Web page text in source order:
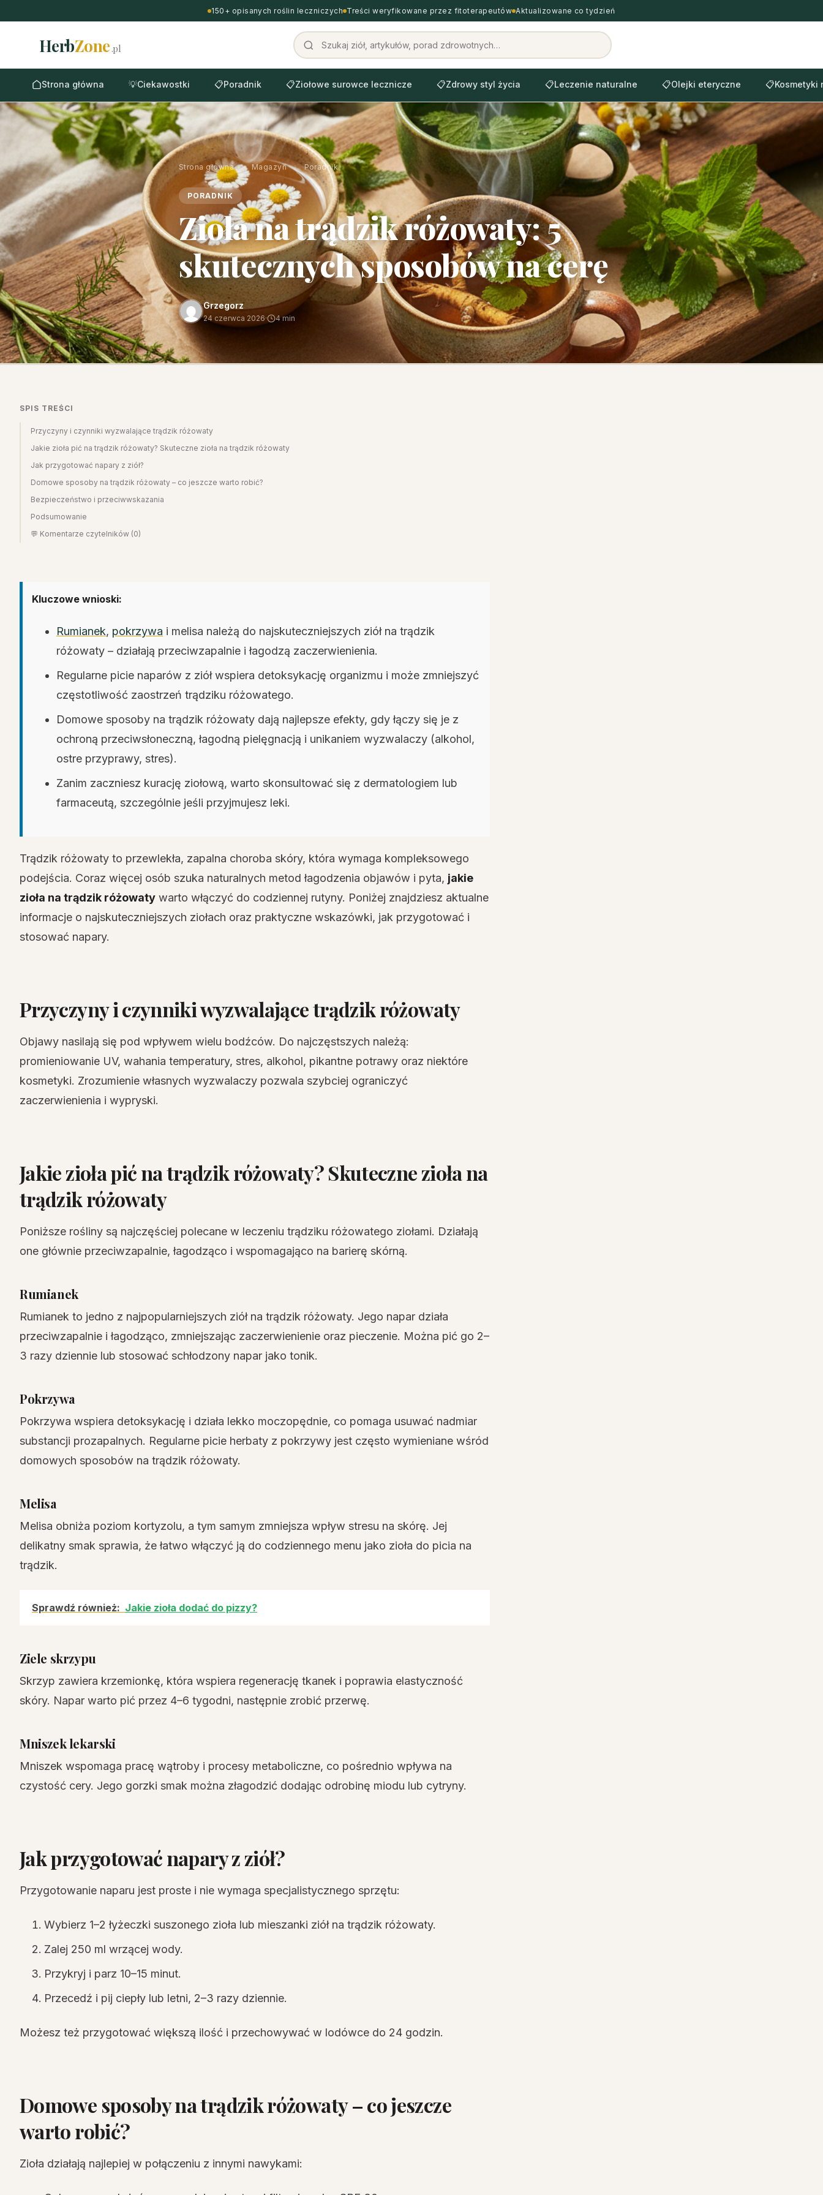
150+ opisanych roślin leczniczych Treści weryfikowane przez fitoterapeutów Aktualizowane co tydzień
HerbZone.pl
Strona główna 💡Ciekawostki 📋Poradnik 📋Ziołowe surowce lecznicze 📋Zdrowy styl życia 📋Leczenie naturalne 📋Olejki eteryczne 📋Kosmetyki
Strona główna › Magazyn › Poradnik
PORADNIK
Zioła na trądzik różowaty: 5
skutecznych sposobów na cerę
Grzegorz
24 czerwca 2026· 4 min
SPIS TREŚCI
Przyczyny i czynniki wyzwalające trądzik różowaty
Jakie zioła pić na trądzik różowaty? Skuteczne zioła na trądzik różowaty
Jak przygotować napary z ziół?
Domowe sposoby na trądzik różowaty – co jeszcze warto robić?
Bezpieczeństwo i przeciwwskazania
Podsumowanie
💬 Komentarze czytelników (0)
Kluczowe wnioski:
Rumianek, pokrzywa i melisa należą do najskuteczniejszych ziół na trądzik
różowaty – działają przeciwzapalnie i łagodzą zaczerwienienia.
Regularne picie naparów z ziół wspiera detoksykację organizmu i może zmniejszyć
częstotliwość zaostrzeń trądziku różowatego.
Domowe sposoby na trądzik różowaty dają najlepsze efekty, gdy łączy się je z
ochroną przeciwsłoneczną, łagodną pielęgnacją i unikaniem wyzwalaczy (alkohol,
ostre przyprawy, stres).
Zanim zaczniesz kurację ziołową, warto skonsultować się z dermatologiem lub
farmaceutą, szczególnie jeśli przyjmujesz leki.
Trądzik różowaty to przewlekła, zapalna choroba skóry, która wymaga kompleksowego
podejścia. Coraz więcej osób szuka naturalnych metod łagodzenia objawów i pyta, jakie
zioła na trądzik różowaty warto włączyć do codziennej rutyny. Poniżej znajdziesz aktualne
informacje o najskuteczniejszych ziołach oraz praktyczne wskazówki, jak przygotować i
stosować napary.
Przyczyny i czynniki wyzwalające trądzik różowaty
Objawy nasilają się pod wpływem wielu bodźców. Do najczęstszych należą:
promieniowanie UV, wahania temperatury, stres, alkohol, pikantne potrawy oraz niektóre
kosmetyki. Zrozumienie własnych wyzwalaczy pozwala szybciej ograniczyć
zaczerwienienia i wypryski.
Jakie zioła pić na trądzik różowaty? Skuteczne zioła na
trądzik różowaty
Poniższe rośliny są najczęściej polecane w leczeniu trądziku różowatego ziołami. Działają
one głównie przeciwzapalnie, łagodząco i wspomagająco na barierę skórną.
Rumianek
Rumianek to jedno z najpopularniejszych ziół na trądzik różowaty. Jego napar działa
przeciwzapalnie i łagodząco, zmniejszając zaczerwienienie oraz pieczenie. Można pić go 2–
3 razy dziennie lub stosować schłodzony napar jako tonik.
Pokrzywa
Pokrzywa wspiera detoksykację i działa lekko moczopędnie, co pomaga usuwać nadmiar
substancji prozapalnych. Regularne picie herbaty z pokrzywy jest często wymieniane wśród
domowych sposobów na trądzik różowaty.
Melisa
Melisa obniża poziom kortyzolu, a tym samym zmniejsza wpływ stresu na skórę. Jej
delikatny smak sprawia, że łatwo włączyć ją do codziennego menu jako zioła do picia na
trądzik.
Sprawdź również: Jakie zioła dodać do pizzy?
Ziele skrzypu
Skrzyp zawiera krzemionkę, która wspiera regenerację tkanek i poprawia elastyczność
skóry. Napar warto pić przez 4–6 tygodni, następnie zrobić przerwę.
Mniszek lekarski
Mniszek wspomaga pracę wątroby i procesy metaboliczne, co pośrednio wpływa na
czystość cery. Jego gorzki smak można złagodzić dodając odrobinę miodu lub cytryny.
Jak przygotować napary z ziół?
Przygotowanie naparu jest proste i nie wymaga specjalistycznego sprzętu:
Wybierz 1–2 łyżeczki suszonego zioła lub mieszanki ziół na trądzik różowaty.
Zalej 250 ml wrzącej wody.
Przykryj i parz 10–15 minut.
Przecedź i pij ciepły lub letni, 2–3 razy dziennie.
Możesz też przygotować większą ilość i przechowywać w lodówce do 24 godzin.
Domowe sposoby na trądzik różowaty – co jeszcze
warto robić?
Zioła działają najlepiej w połączeniu z innymi nawykami: